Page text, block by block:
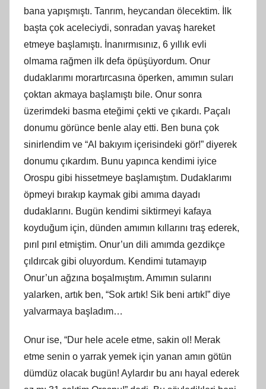
bana yapışmıştı. Tanrım, heycandan ölecektim. İlk
başta çok aceleciydi, sonradan yavaş hareket
etmeye başlamıştı. İnanırmısınız, 6 yıllık evli
olmama rağmen ilk defa öpüşüyordum. Onur
dudaklarımı morartırcasına öperken, amımın suları
çoktan akmaya başlamıştı bile. Onur sonra
üzerimdeki basma eteğimi çekti ve çıkardı. Paçalı
donumu görünce benle alay etti. Ben buna çok
sinirlendim ve “Al bakıyım içerisindeki gör!” diyerek
donumu çıkardım. Bunu yapınca kendimi iyice
Orospu gibi hissetmeye başlamıştım. Dudaklarımı
öpmeyi bırakıp kaymak gibi amıma dayadı
dudaklarını. Bugün kendimi siktirmeyi kafaya
koyduğum için, dünden amımın kıllarını traş ederek,
pırıl pırıl etmiştim. Onur’un dili amımda gezdikçe
çıldırcak gibi oluyordum. Kendimi tutamayıp
Onur’un ağzına boşalmıştım. Amımın sularını
yalarken, artık ben, “Sok artık! Sik beni artık!” diye
yalvarmaya başladım…
Onur ise, “Dur hele acele etme, sakin ol! Merak
etme senin o yarrak yemek için yanan amın götün
dümdüz olacak bugün! Aylardır bu anı hayal ederek